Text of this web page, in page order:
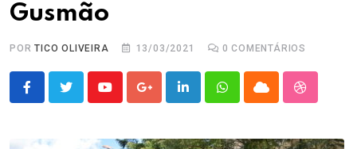
Gusmão
PORTICO OLIVEIRA 13/03/2021 0 COMENTÁRIOS
YoutubeGoogle+LinkedInWhatsappCloud